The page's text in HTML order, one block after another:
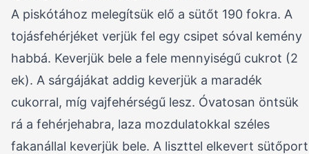
A piskótához melegítsük elő a sütőt 190 fokra. A
tojásfehérjéket verjük fel egy csipet sóval kemény
habbá. Keverjük bele a fele mennyiségű cukrot (2
ek). A sárgájákat addig keverjük a maradék
cukorral, míg vajfehérségű lesz. Óvatosan öntsük
rá a fehérjehabra, laza mozdulatokkal széles
fakanállal keverjük bele. A liszttel elkevert sütőport